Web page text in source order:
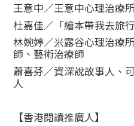
王意中／王意中心理治療
杜嘉佳／「繪本帶我去旅
林婉婷／米露谷心理治療
師、藝術治療師
蕭喜芬／資深說故事人、
人
【香港閱讀推廣人】